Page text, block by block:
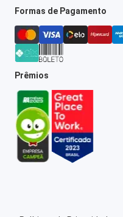
Formas de Pagamento
Prêmios